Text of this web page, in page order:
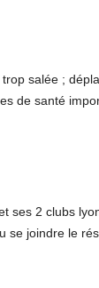
salée ;
de santé
ses 2 clubs
se joindre le